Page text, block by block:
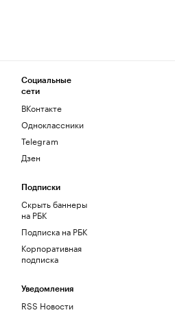
Социальные
сети
ВКонтакте
Одноклассники
Telegram
Дзен
Подписки
Скрыть баннеры
на РБК
Подписка на РБК
Корпоративная
подписка
Уведомления
RSS Новости